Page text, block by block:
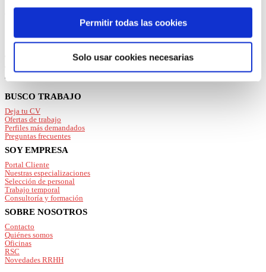
estrictamente técnicas pulsando el botón “Solo usar
cookies necesarias” o seleccionar aquellas para las que
presta su consentimiento pulsando el botón “Permitir
Consulta nuestraPolítica de Cookies
momento en el botón que aparece en la esquina
izquierda de la página.
Permitir todas las cookies
Solo usar cookies necesarias
de empleo en:
Footer
BUSCO TRABAJO
Deja tu CV
Ofertas de trabajo
Perfiles más demandados
Preguntas frecuentes
SOY EMPRESA
Portal Cliente
Nuestras especializaciones
Selección de personal
Trabajo temporal
Consultoría y formación
SOBRE NOSOTROS
Contacto
Quiénes somos
Oficinas
RSC
Novedades RRHH